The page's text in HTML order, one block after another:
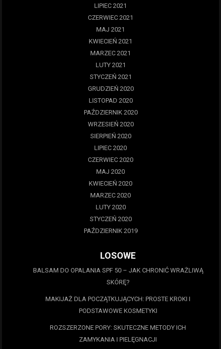
LIPIEC 2021
CZERWIEC 2021
MAJ 2021
KWIECIEŃ 2021
MARZEC 2021
LUTY 2021
STYCZEŃ 2021
GRUDZIEŃ 2020
LISTOPAD 2020
PAŹDZIERNIK 2020
WRZESIEŃ 2020
SIERPIEŃ 2020
LIPIEC 2020
CZERWIEC 2020
MAJ 2020
KWIECIEŃ 2020
MARZEC 2020
LUTY 2020
STYCZEŃ 2020
PAŹDZIERNIK 2019
LOSOWE
BALSAM DO OPALANIA SPF 50 – JAK CHRONIĆ WRAŻLIWĄ
SKÓRĘ?
MAKIJAŻ DLA POCZĄTKUJĄCYCH: PROSTE KROKI I
PODSTAWOWE KOSMETYKI
ROZSZERZONE PORY: SKUTECZNE METODY ICH
ZAMYKANIA I PIELĘGNACJI